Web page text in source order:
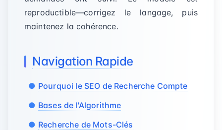
reproductible—corrigez le langage, puis
maintenez la cohérence.
Navigation Rapide
Pourquoi le SEO de Recherche Compte
Bases de l'Algorithme
Recherche de Mots-Clés